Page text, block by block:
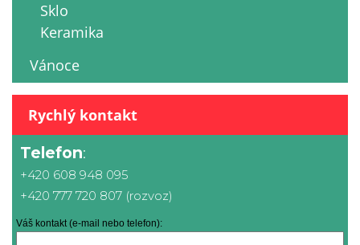
Sklo
Keramika
Vánoce
Rychlý kontakt
Telefon:
+420 608 948 095
+420 777 720 807 (rozvoz)
Váš kontakt (e-mail nebo telefon):